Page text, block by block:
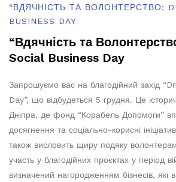
“ВДЯЧНІСТЬ ТА ВОЛОНТЕРСТВО:
BUSINESS DAY
“Вдячність та
Social Business Day
Запрошуємо вас на благодійний захід
Day”, що відбудеться 5 грудня. Це
Дніпра, де фонд “Корабель Допомоги”
досягнення та соціально-корисні
також висловить щиру подяку
участь у благодійних проєктах у період
визначений нагородженням бізнесів, які